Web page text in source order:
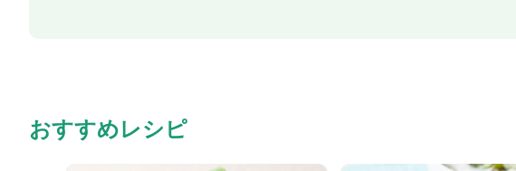
おすすめレシピ